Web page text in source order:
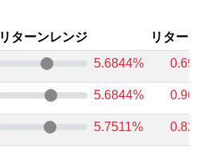
リターンレンジ
リターン
5.6844%
5.6844%
5.7511%